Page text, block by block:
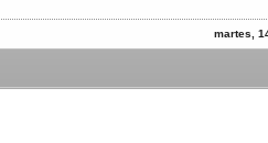
martes,